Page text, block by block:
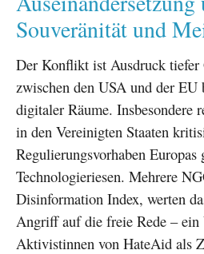
Souveränität und
Der Konflikt ist Ausdruck tiefer
zwischen den USA und der
digitaler Räume. Insbesondere
in den Vereinigten Staaten
Regulierungsvorhaben Europas
Technologieriesen. Mehrere
Disinformation Index, werten
Angriff auf die freie Rede – ein
Aktivistinnen von HateAid als